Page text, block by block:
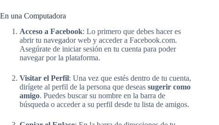
En una Computadora
Acceso a Facebook: Lo primero que debes hacer es
abrir tu navegador web y acceder a Facebook.com.
Asegúrate de iniciar sesión en tu cuenta para poder
navegar por la plataforma.
Visitar el Perfil: Una vez que estés dentro de tu cuenta,
dirígete al perfil de la persona que deseas sugerir como
amigo. Puedes buscar su nombre en la barra de
búsqueda o acceder a su perfil desde tu lista de amigos.